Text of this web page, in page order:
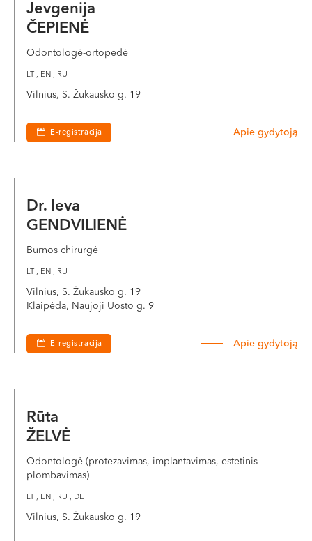
Jevgenija
ČEPIENĖ
Odontologė-ortopedė
LT , EN , RU
Vilnius, S. Žukausko g. 19
E-registracija Apie gydytoją
Dr. Ieva
GENDVILIENĖ
Burnos chirurgė
LT , EN , RU
Vilnius, S. Žukausko g. 19
Klaipėda, Naujoji Uosto g. 9
E-registracija Apie gydytoją
Rūta
ŽELVĖ
Odontologė (protezavimas, implantavimas, estetinis
plombavimas)
LT , EN , RU , DE
Vilnius, S. Žukausko g. 19